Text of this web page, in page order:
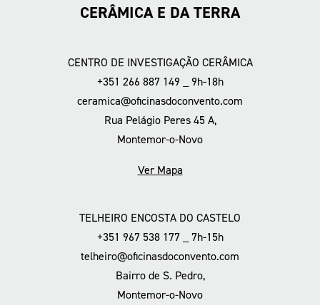
CERÂMICA E DA TERRA
CENTRO DE INVESTIGAÇÃO CERÂMICA
+351 266 887 149 _ 9h-18h
ceramica@oficinasdoconvento.com
Rua Pelágio Peres 45 A,
Montemor-o-Novo
Ver Mapa
TELHEIRO ENCOSTA DO CASTELO
+351 967 538 177 _ 7h-15h
telheiro@oficinasdoconvento.com
Bairro de S. Pedro,
Montemor-o-Novo